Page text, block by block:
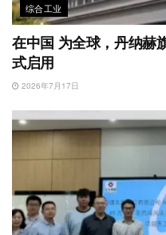
综合工业
在中国 为全球，丹纳赫
式启用
2026年7月17日